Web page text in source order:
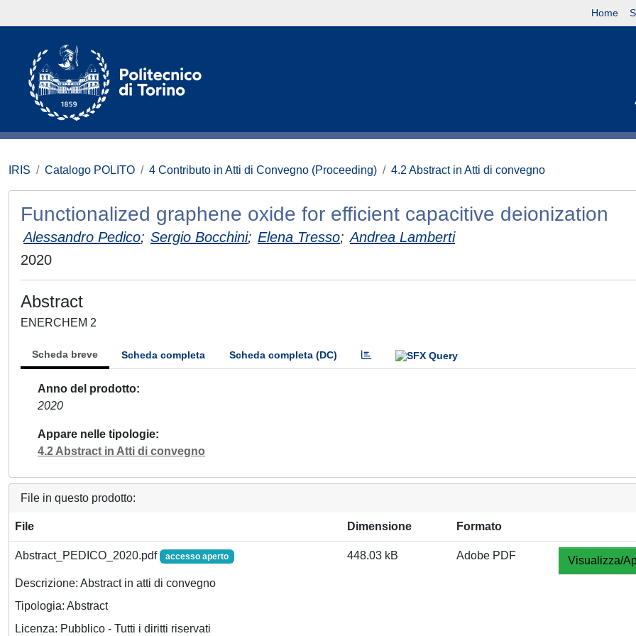
Home
IRIS Catalogo POLITO 4 Contributo in Atti di Convegno (Proceeding) 4.2 Abstract in Atti di convegno
Functionalized graphene oxide for efficient capacitive deionization
Alessandro Pedico; Sergio Bocchini; Elena Tresso; Andrea Lamberti
2020
Abstract
ENERCHEM 2
Scheda breve Scheda completa Scheda completa (DC)
Anno del prodotto
2020
Appare nelle tipologie
4.2 Abstract in Atti di convegno
File in questo prodotto:
File Dimensione Formato
Abstract_PEDICO_2020.pdf accesso aperto
Descrizione: Abstract in atti di convegno
Tipologia: Abstract
Licenza: Pubblico - Tutti i diritti riservati
448.03 kB Adobe PDF Visualizza/